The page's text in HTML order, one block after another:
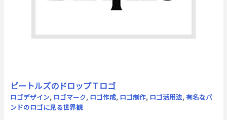
ビートルズのドロップＴロゴ
ロゴデザイン, ロゴマーク, ロゴ作成, ロゴ制作, ロゴ活用法,有名なバ
ンドのロゴに見る世界観